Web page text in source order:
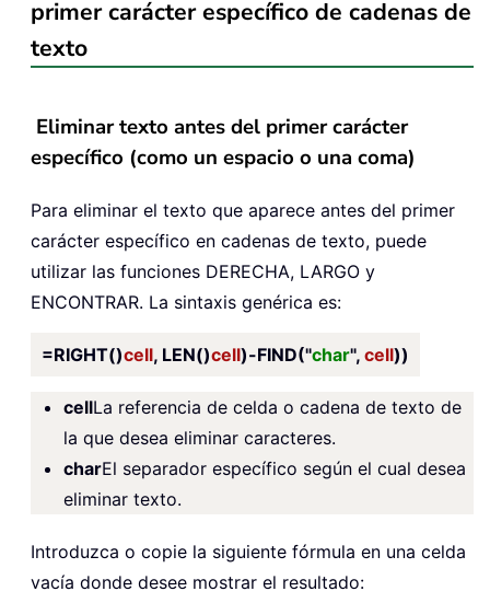
primer carácter específico de cadenas de
texto
Eliminar texto antes del primer carácter
específico (como un espacio o una coma)
Para eliminar el texto que aparece antes del primer
carácter específico en cadenas de texto, puede
utilizar las funciones DERECHA, LARGO y
ENCONTRAR. La sintaxis genérica es:
=RIGHT()cell, LEN()cell)-FIND("char", cell))
cellLa referencia de celda o cadena de texto de
la que desea eliminar caracteres.
charEl separador específico según el cual desea
eliminar texto.
Introduzca o copie la siguiente fórmula en una celda
vacía donde desee mostrar el resultado: